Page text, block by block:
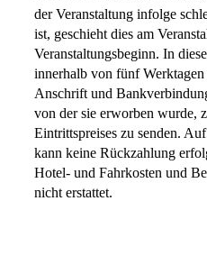
der Veranstaltung infolge
ist, geschieht dies am
Veranstaltungsbeginn. In
innerhalb von fünf
Anschrift und
von der sie erworben wurde,
Eintrittspreises zu senden.
kann keine Rückzahlung
Hotel- und Fahrkosten und
nicht erstattet.